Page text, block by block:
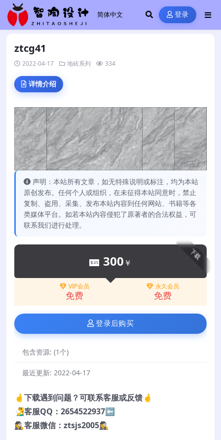
登录
ztcg41
2022-04-17 地砖系列 334
详情介绍
声明：本站所有文章，如无特殊说明或标注，均为本站
原创发布。任何个人或组织，在未征得本站同意时，禁止
复制、盗用、采集、发布本站内容到任何网站、书籍等各
类媒体平台。如若本站内容侵犯了原著者的合法权益，可
联系我们进行处理。
下载
300 ￥
VIP会员
免费
永久会员
免费
登录后购买
包含资源: (1个)
最近更新: 2022-04-17
🤞下载遇到问题？可联系客服或反馈🤞
🧏‍♂️客服QQ：2654522937⬅️
🕵️‍♀️客服微信：ztsjs2005🕵️‍♀️